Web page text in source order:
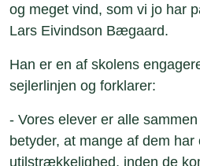
og meget vind, som vi jo har
Lars Eivindson Bægaard.
Han er en af skolens
sejlerlinjen og forklarer:
- Vores elever er alle
betyder, at mange af dem
utilstrækkelighed, inden de